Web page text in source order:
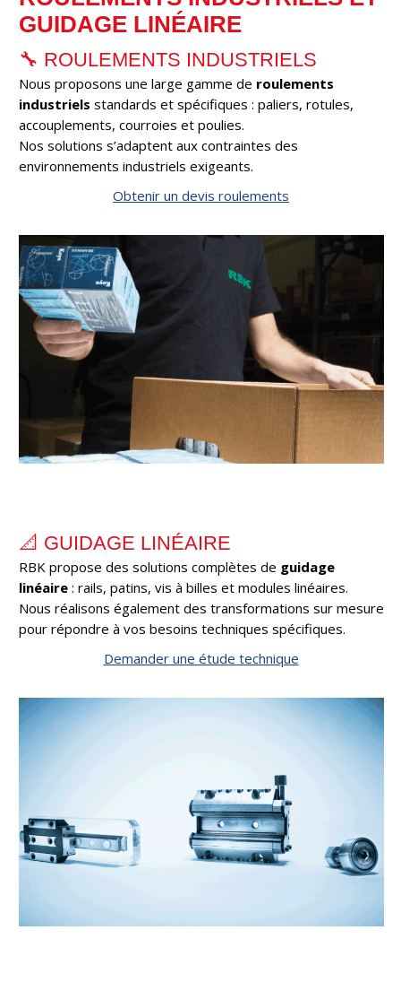
GUIDAGE LINÉAIRE
🔧 ROULEMENTS INDUSTRIELS
Nous proposons une large gamme de roulements
industriels standards et spécifiques : paliers, rotules,
accouplements, courroies et poulies.
Nos solutions s’adaptent aux contraintes des
environnements industriels exigeants.
Obtenir un devis roulements
📐 GUIDAGE LINÉAIRE
RBK propose des solutions complètes de guidage
linéaire: rails, patins, vis à billes et modules linéaires.
Nous réalisons également des transformations sur mesure
pour répondre à vos besoins techniques spécifiques.
Demander une étude technique